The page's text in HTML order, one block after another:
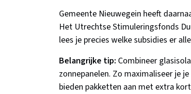
Gemeente Nieuwegein heeft
Het Utrechtse Stimuleringsfonds
lees je precies welke subsidies er
Belangrijke tip: Combineer
zonnepanelen. Zo maximaliseer je
bieden pakketten aan met extra